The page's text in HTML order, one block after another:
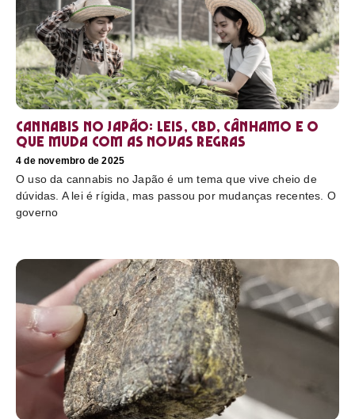
Cannabis no Japão: leis, CBD, cânhamo e o
que muda com as novas regras
4 de novembro de 2025
O uso da cannabis no Japão é um tema que vive cheio de
dúvidas. A lei é rígida, mas passou por mudanças recentes. O
governo